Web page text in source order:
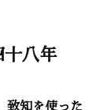
八年
致知を使った